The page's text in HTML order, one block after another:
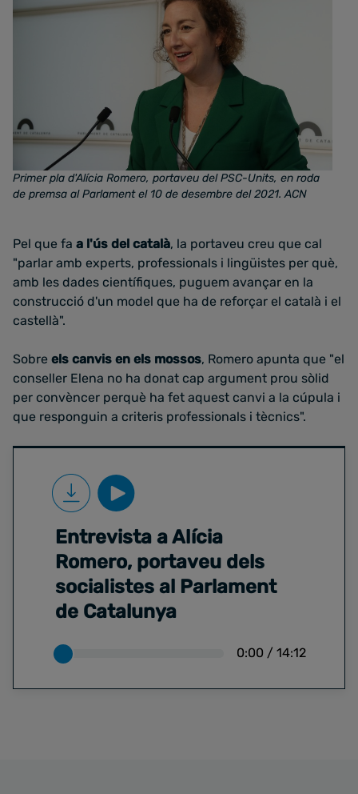
Primer pla d'Alícia Romero, portaveu del PSC-Units, en roda
de premsa al Parlament el 10 de desembre del 2021. ACN
Pel que fa a l'ús del català, la portaveu creu que cal
"parlar amb experts, professionals i lingüistes per què,
amb les dades científiques, puguem avançar en la
construcció d'un model que ha de reforçar el català i el
castellà".
Sobre els canvis en els mossos, Romero apunta que "el
conseller Elena no ha donat cap argument prou sòlid
per convèncer perquè ha fet aquest canvi a la cúpula i
que responguin a criteris professionals i tècnics".
Entrevista a Alícia
Romero, portaveu dels
socialistes al Parlament
de Catalunya
0:00 / 14:12